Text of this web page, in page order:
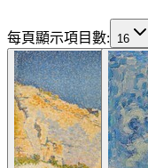
每頁顯示項目數: 16